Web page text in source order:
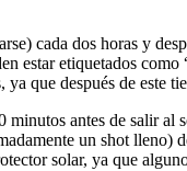
cada dos horas y
estar etiquetados
ya que después de
minutos antes de salir
un shot lleno)
solar, ya que